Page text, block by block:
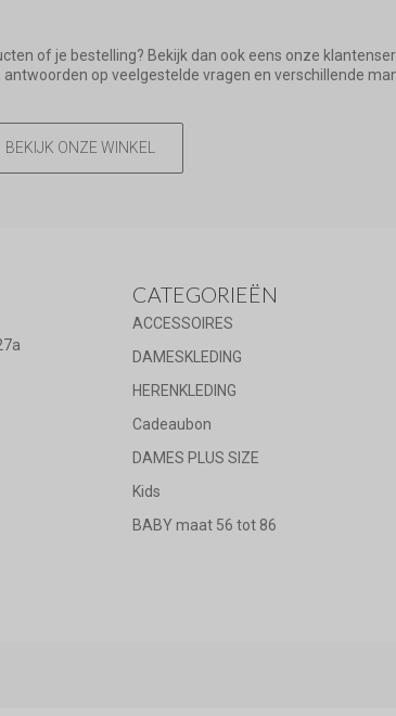
of je bestelling? Bekijk dan ook eens onze
op veelgestelde vragen en verschillende
BEKIJK ONZE WINKEL
CATEGORIEËN
ACCESSOIRES
DAMESKLEDING
HERENKLEDING
Cadeaubon
DAMES PLUS SIZE
Kids
BABY maat 56 tot 86